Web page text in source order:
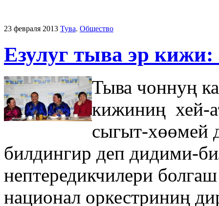
23 февраля 2013 Тува. Общество
Езулуг тыва эр
Тыва чоннуң
кижиниң хей-
сыгыт-хөөмей
билдингир деп дидими-
нептередикчилери
национал оркестриниң